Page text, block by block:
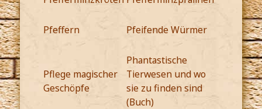
Pfeffern Pfeifende Würmer
Pflege magischer
Geschöpfe
Phantastische
Tierwesen und wo
sie zu finden sind
(Buch)